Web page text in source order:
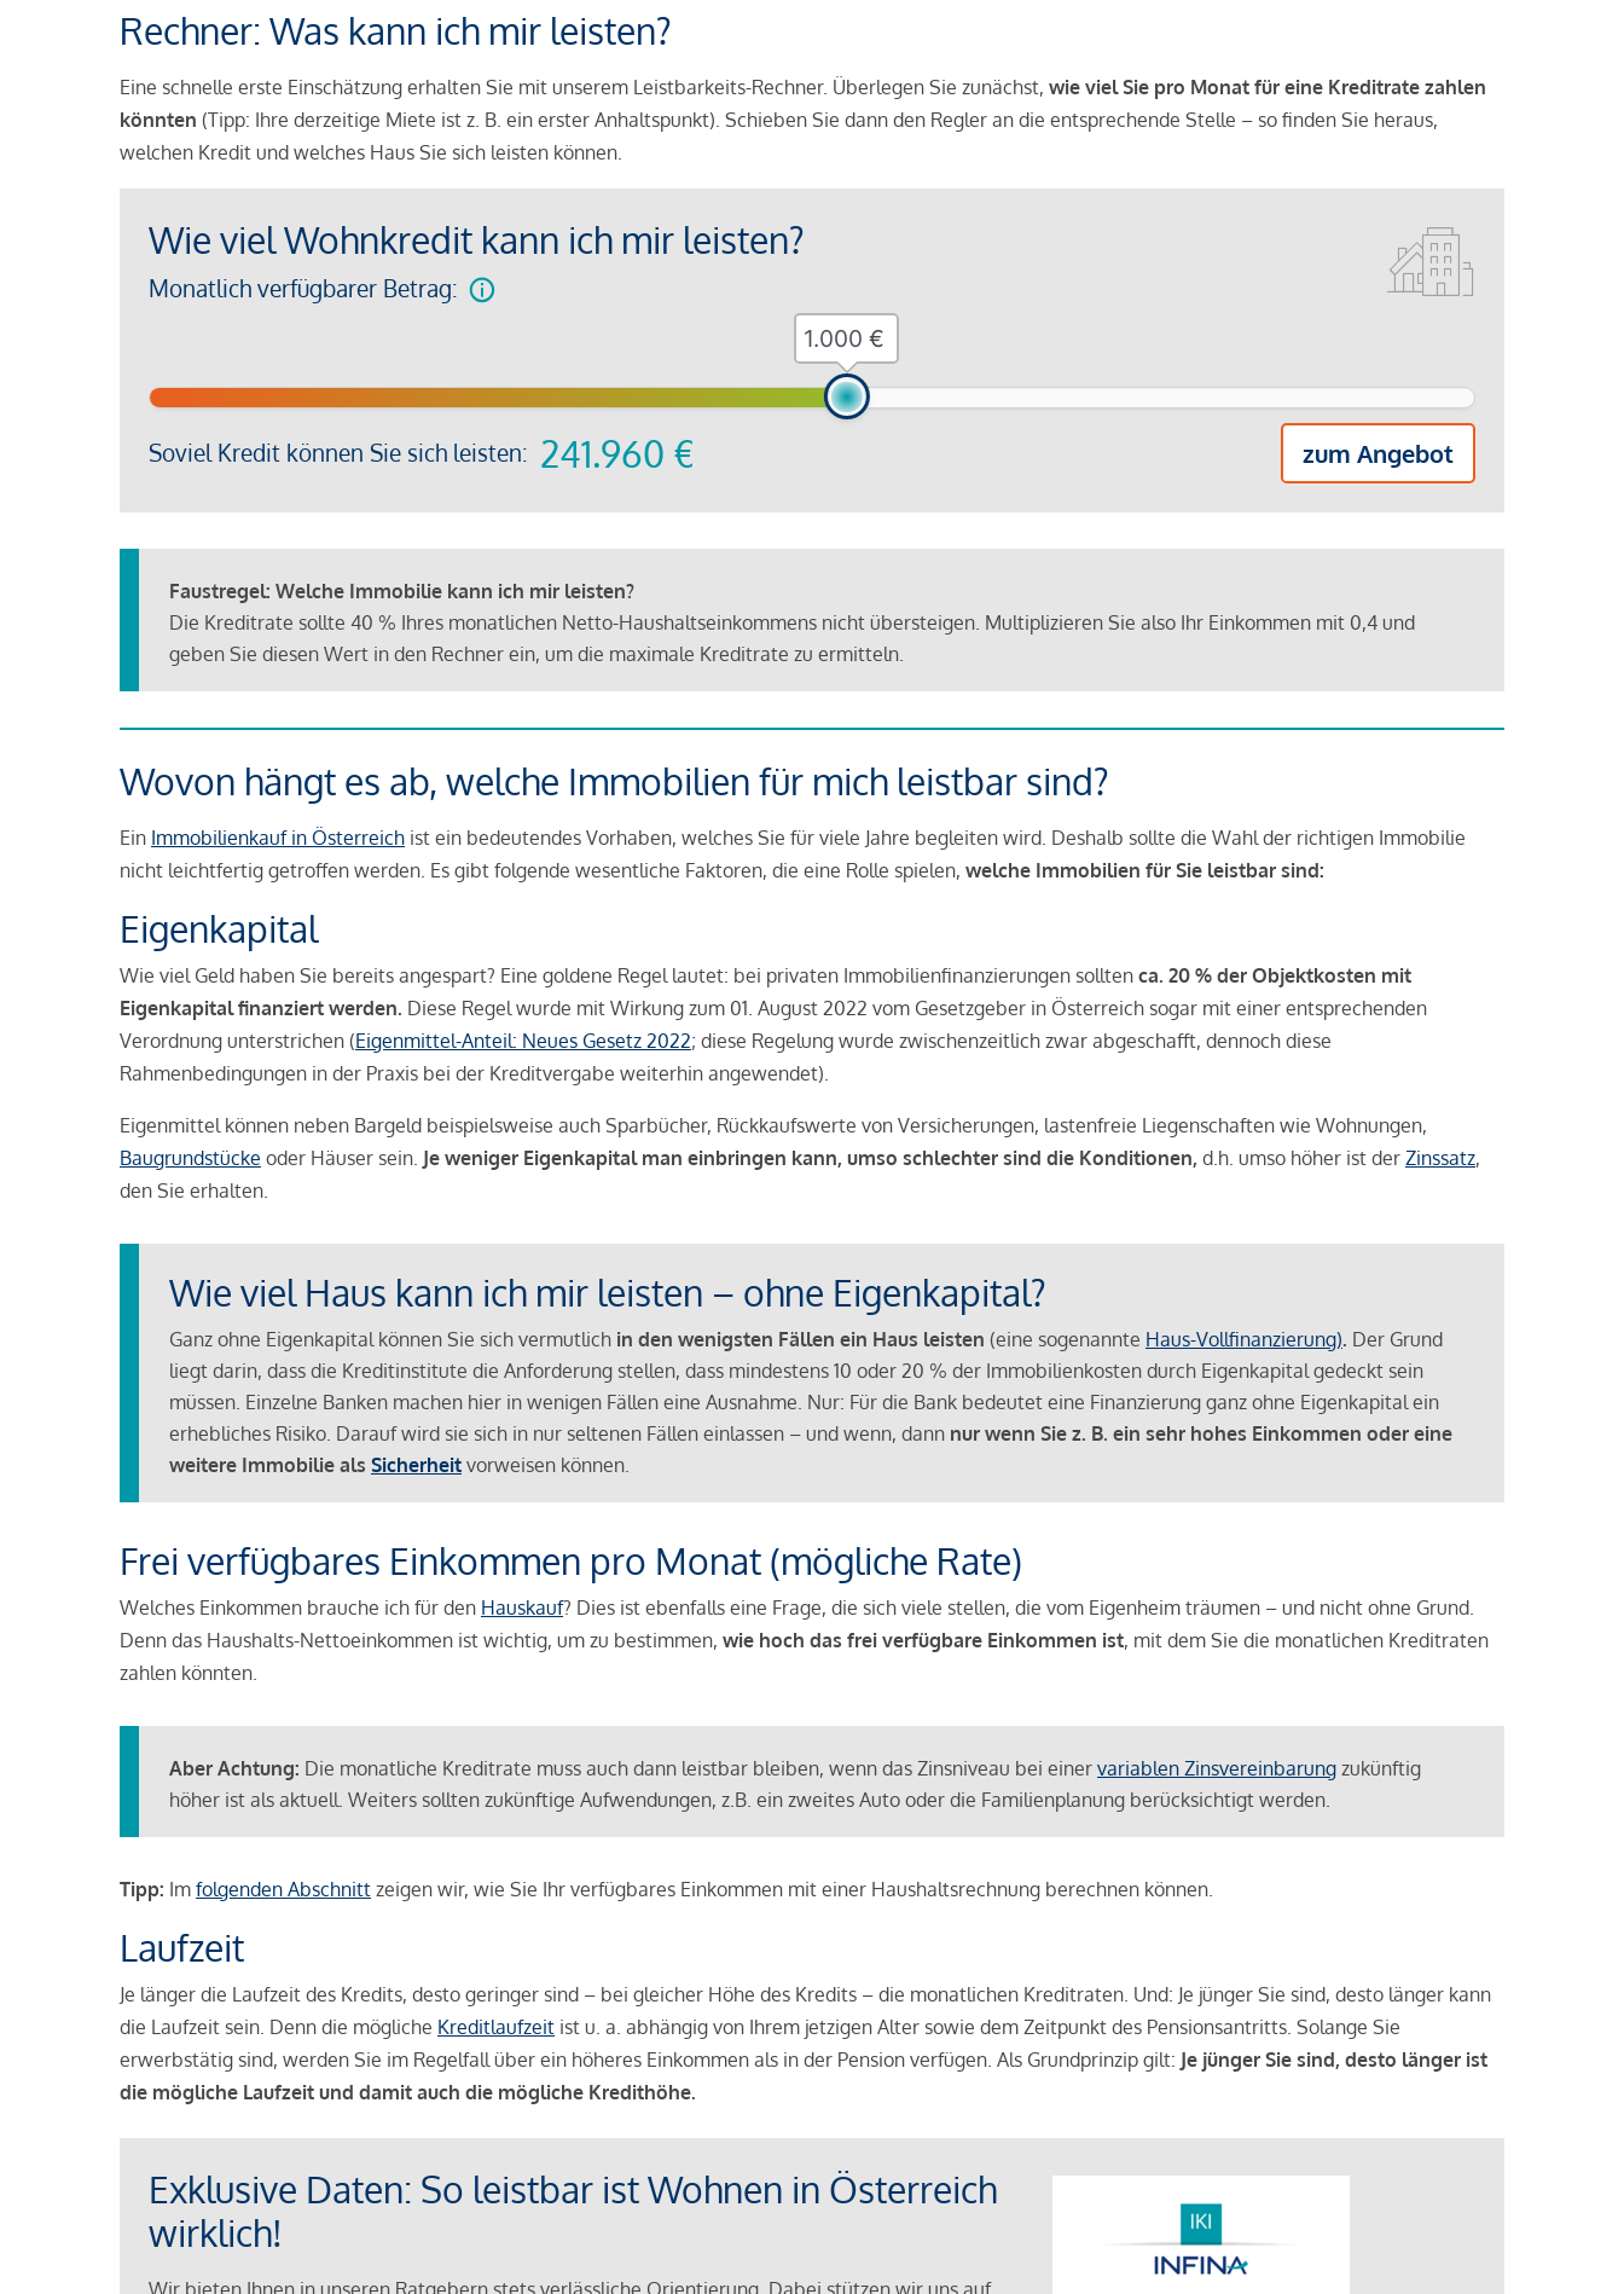
Rechner: Was kann ich mir leisten?
Eine schnelle erste Einschätzung erhalten Sie mit unserem Leistbarkeits-Rechner. Überlegen Sie zunächst, wie viel Sie pro Monat für eine Kreditrate zahlen
könnten (Tipp: Ihre derzeitige Miete ist z. B. ein erster Anhaltspunkt). Schieben Sie dann den Regler an die entsprechende Stelle – so finden Sie heraus,
welchen Kredit und welches Haus Sie sich leisten können.
Wie viel Wohnkredit kann ich mir leisten?
Monatlich verfügbarer Betrag:
Soviel Kredit können Sie sich leisten: 241.960 € zum Angebot
€
Faustregel: Welche Immobilie kann ich mir leisten?
Die Kreditrate sollte 40 % Ihres monatlichen Netto-Haushaltseinkommens nicht übersteigen. Multiplizieren Sie also Ihr Einkommen mit 0,4 und
geben Sie diesen Wert in den Rechner ein, um die maximale Kreditrate zu ermitteln.
Wovon hängt es ab, welche Immobilien für mich leistbar sind?
Ein Immobilienkauf in Österreich ist ein bedeutendes Vorhaben, welches Sie für viele Jahre begleiten wird. Deshalb sollte die Wahl der richtigen Immobilie
nicht leichtfertig getroffen werden. Es gibt folgende wesentliche Faktoren, die eine Rolle spielen, welche Immobilien für Sie leistbar sind:
Eigenkapital
Wie viel Geld haben Sie bereits angespart? Eine goldene Regel lautet: bei privaten Immobilienfinanzierungen sollten ca. 20 % der Objektkosten mit
Eigenkapital finanziert werden. Diese Regel wurde mit Wirkung zum 01. August 2022 vom Gesetzgeber in Österreich sogar mit einer entsprechenden
Verordnung unterstrichen (Eigenmittel-Anteil: Neues Gesetz 2022; diese Regelung wurde zwischenzeitlich zwar abgeschafft, dennoch diese
Rahmenbedingungen in der Praxis bei der Kreditvergabe weiterhin angewendet).
Eigenmittel können neben Bargeld beispielsweise auch Sparbücher, Rückkaufswerte von Versicherungen, lastenfreie Liegenschaften wie Wohnungen,
Baugrundstücke oder Häuser sein. Je weniger Eigenkapital man einbringen kann, umso schlechter sind die Konditionen, d.h. umso höher ist der Zinssatz,
den Sie erhalten.
Wie viel Haus kann ich mir leisten – ohne Eigenkapital?
Ganz ohne Eigenkapital können Sie sich vermutlich in den wenigsten Fällen ein Haus leisten (eine sogenannte Haus-Vollfinanzierung). Der Grund
liegt darin, dass die Kreditinstitute die Anforderung stellen, dass mindestens 10 oder 20 % der Immobilienkosten durch Eigenkapital gedeckt sein
müssen. Einzelne Banken machen hier in wenigen Fällen eine Ausnahme. Nur: Für die Bank bedeutet eine Finanzierung ganz ohne Eigenkapital ein
erhebliches Risiko. Darauf wird sie sich in nur seltenen Fällen einlassen – und wenn, dann nur wenn Sie z. B. ein sehr hohes Einkommen oder eine
weitere Immobilie als Sicherheit vorweisen können.
Frei verfügbares Einkommen pro Monat (mögliche Rate)
Welches Einkommen brauche ich für den Hauskauf? Dies ist ebenfalls eine Frage, die sich viele stellen, die vom Eigenheim träumen – und nicht ohne Grund.
Denn das Haushalts-Nettoeinkommen ist wichtig, um zu bestimmen, wie hoch das frei verfügbare Einkommen ist, mit dem Sie die monatlichen Kreditraten
zahlen könnten.
Aber Achtung: Die monatliche Kreditrate muss auch dann leistbar bleiben, wenn das Zinsniveau bei einer variablen Zinsvereinbarung zukünftig
höher ist als aktuell. Weiters sollten zukünftige Aufwendungen, z.B. ein zweites Auto oder die Familienplanung berücksichtigt werden.
Tipp: Im folgenden Abschnitt zeigen wir, wie Sie Ihr verfügbares Einkommen mit einer Haushaltsrechnung berechnen können.
Laufzeit
Je länger die Laufzeit des Kredits, desto geringer sind – bei gleicher Höhe des Kredits – die monatlichen Kreditraten. Und: Je jünger Sie sind, desto länger kann
die Laufzeit sein. Denn die mögliche Kreditlaufzeit ist u. a. abhängig von Ihrem jetzigen Alter sowie dem Zeitpunkt des Pensionsantritts. Solange Sie
erwerbstätig sind, werden Sie im Regelfall über ein höheres Einkommen als in der Pension verfügen. Als Grundprinzip gilt: Je jünger Sie sind, desto länger ist
die mögliche Laufzeit und damit auch die mögliche Kredithöhe.
Exklusive Daten: So leistbar ist Wohnen in Österreich
wirklich!